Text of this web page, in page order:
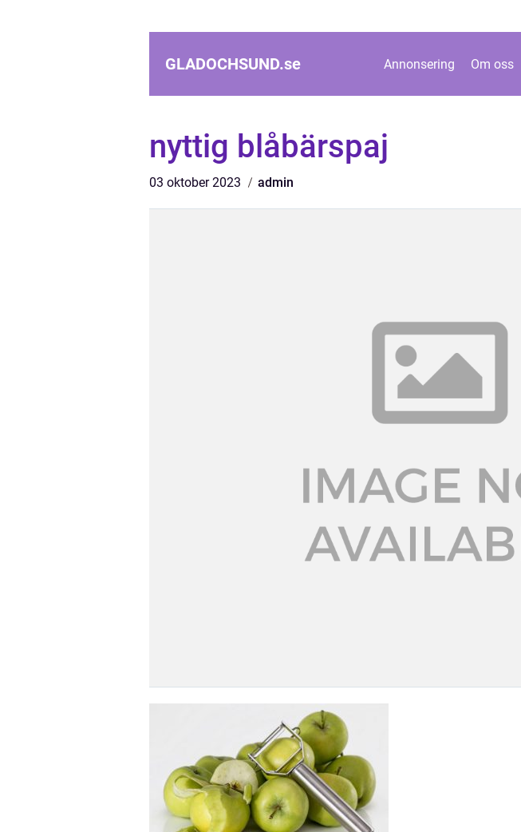
GLADOCHSUND.se Annonsering Om oss
nyttig blåbärspaj
03 oktober 2023 admin